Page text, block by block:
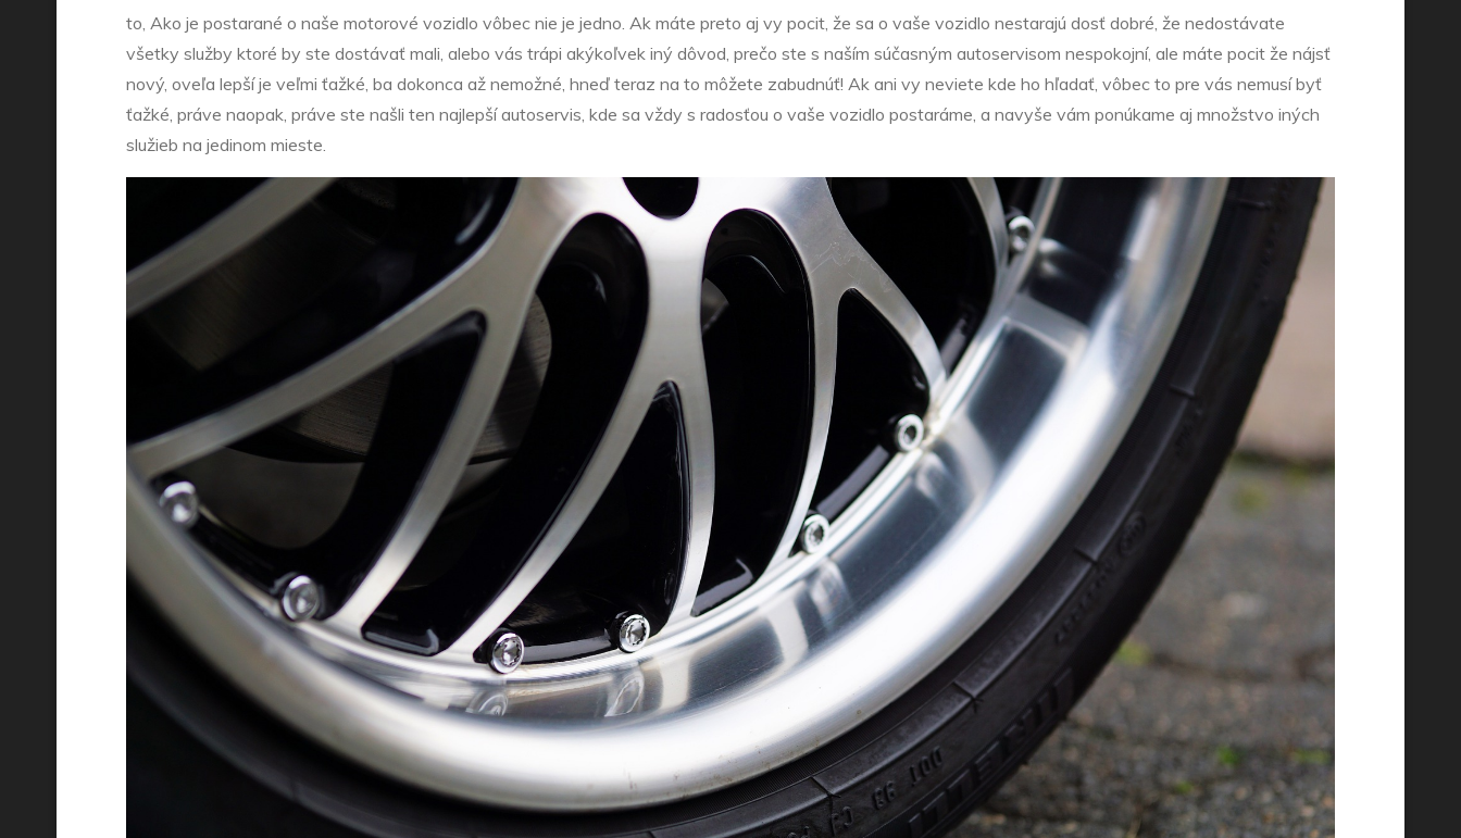
to, Ako je postarané o naše motorové vozidlo vôbec nie je jedno. Ak máte preto aj vy pocit, že sa o vaše vozidlo nestarajú dosť dobré, že nedostávate
všetky služby ktoré by ste dostávať mali, alebo vás trápi akýkoľvek iný dôvod, prečo ste s naším súčasným autoservisom nespokojní, ale máte pocit že nájsť
nový, oveľa lepší je veľmi ťažké, ba dokonca až nemožné, hneď teraz na to môžete zabudnúť! Ak ani vy neviete kde ho hľadať, vôbec to pre vás nemusí byť
ťažké, práve naopak, práve ste našli ten najlepší autoservis, kde sa vždy s radosťou o vaše vozidlo postaráme, a navyše vám ponúkame aj množstvo iných
služieb na jedinom mieste.